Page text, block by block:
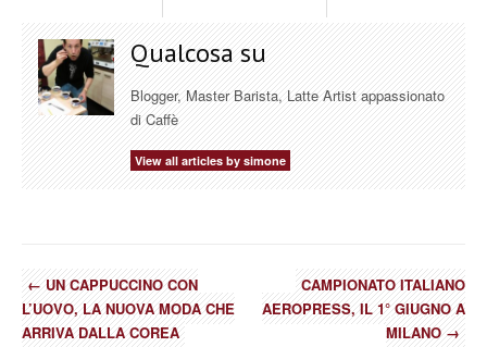
Qualcosa su
Blogger, Master Barista, Latte Artist appassionato
di Caffè
View all articles by simone
←UN CAPPUCCINO CON
L’UOVO, LA NUOVA MODA CHE
ARRIVA DALLA COREA
CAMPIONATO ITALIANO
AEROPRESS, IL 1° GIUGNO A
MILANO→